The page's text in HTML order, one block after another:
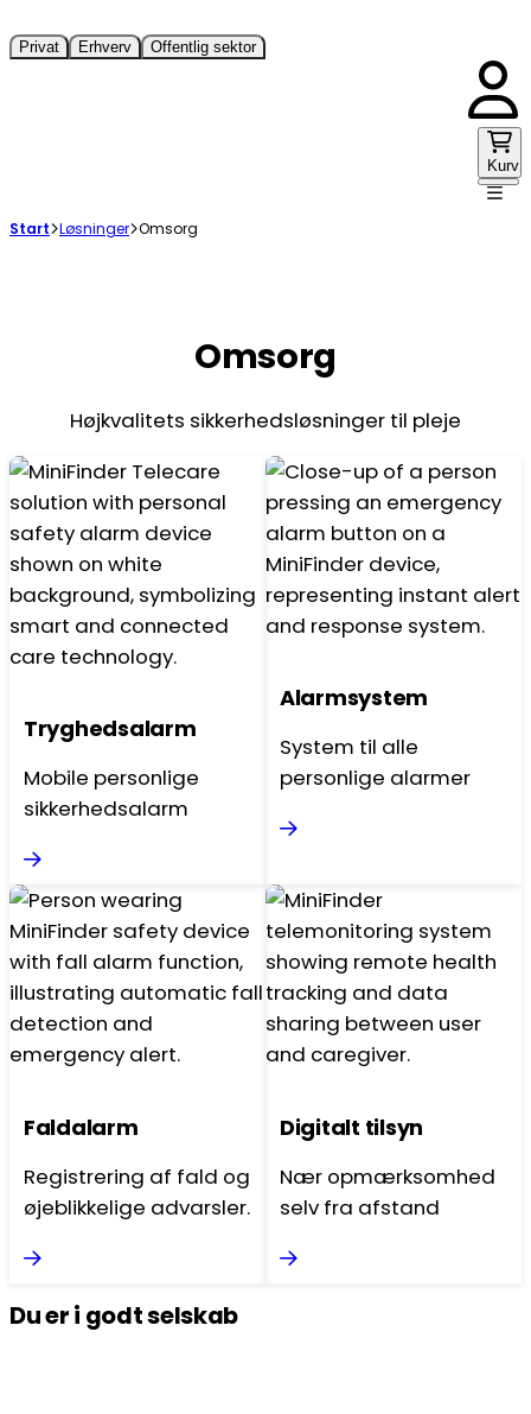
Privat Erhverv Offentlig sektor
Kurv
Start Løsninger Omsorg
Omsorg
Højkvalitets sikkerhedsløsninger til pleje
Trygheds­alarm
Mobile personlige
sikkerhedsalarm
Alarmsystem
System til alle
personlige alarmer
Faldalarm
Registrering af fald og
øjeblikkelige advarsler.
Digitalt tilsyn
Nær opmærksomhed
selv fra afstand
Du er i godt selskab